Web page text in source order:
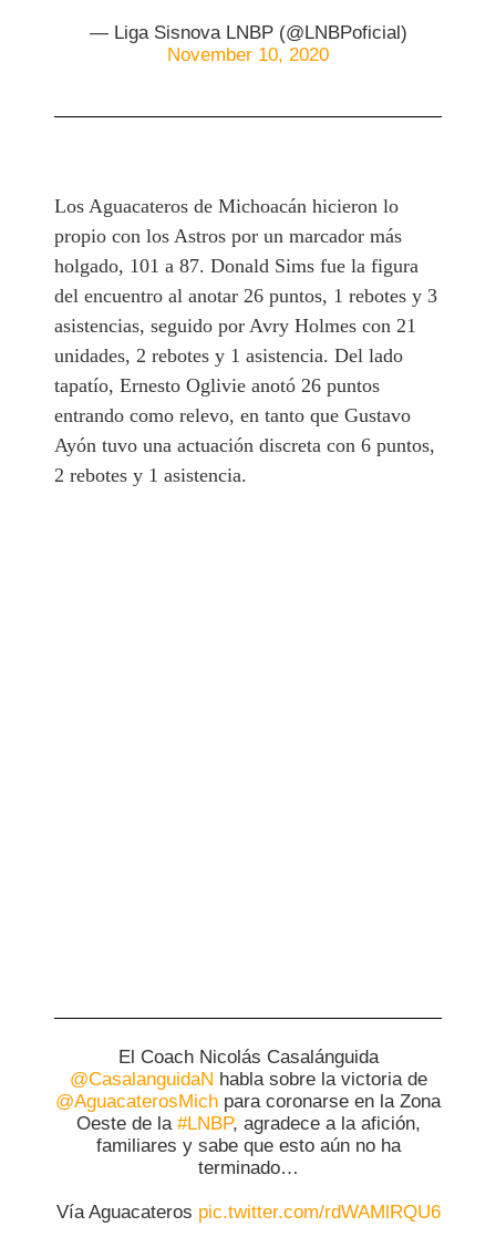
— Liga Sisnova LNBP (@LNBPoficial)
November 10, 2020
Los Aguacateros de Michoacán hicieron lo
propio con los Astros por un marcador más
holgado, 101 a 87. Donald Sims fue la figura
del encuentro al anotar 26 puntos, 1 rebotes y 3
asistencias, seguido por Avry Holmes con 21
unidades, 2 rebotes y 1 asistencia. Del lado
tapatío, Ernesto Oglivie anotó 26 puntos
entrando como relevo, en tanto que Gustavo
Ayón tuvo una actuación discreta con 6 puntos,
2 rebotes y 1 asistencia.
El Coach Nicolás Casalánguida
@CasalanguidaN habla sobre la victoria de
@AguacaterosMich para coronarse en la Zona
Oeste de la #LNBP, agradece a la afición,
familiares y sabe que esto aún no ha
terminado…
Vía Aguacateros pic.twitter.com/rdWAMlRQU6